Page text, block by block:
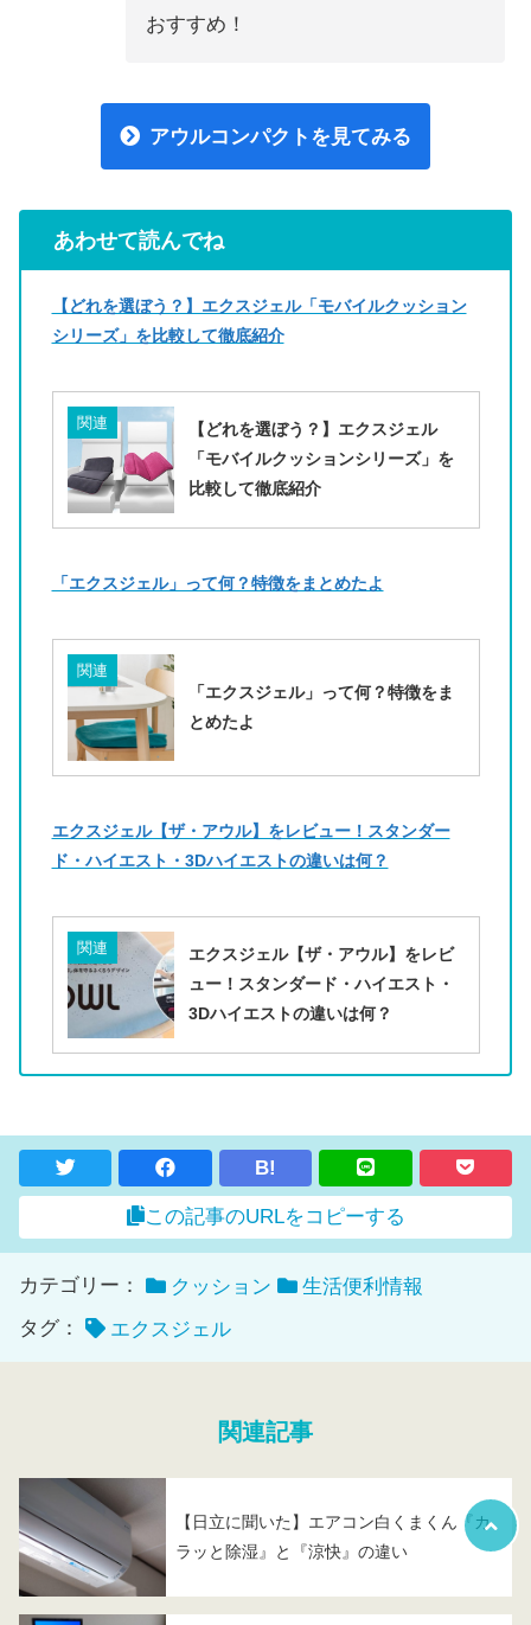
おすすめ！
アウルコンパクトを見てみる
あわせて読んでね
【どれを選ぼう？】エクスジェル「モバイルクッション
シリーズ」を比較して徹底紹介
関連
【どれを選ぼう？】エクスジェル
「モバイルクッションシリーズ」を
比較して徹底紹介
「エクスジェル」って何？特徴をまとめたよ
関連
「エクスジェル」って何？特徴をま
とめたよ
エクスジェル【ザ・アウル】をレビュー！スタンダー
ド・ハイエスト・3Dハイエストの違いは何？
関連
エクスジェル【ザ・アウル】をレビ
ュー！スタンダード・ハイエスト・
3Dハイエストの違いは何？
B!
この記事のURLをコピーする
カテゴリー： クッション
生活便利情報
タグ：
エクスジェル
関連記事
【日立に聞いた】エアコン白くまくん『カ
ラッと除湿』と『涼快』の違い